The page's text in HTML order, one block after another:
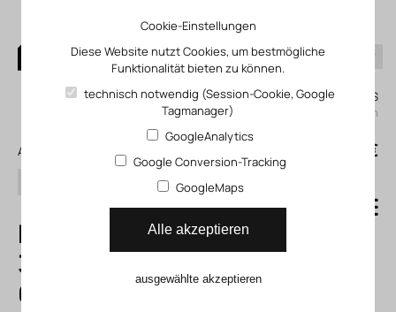
0
Mein KLEFINGHAUS
einloggen
Alle Produkte
Suchen
0,00 €
Klemmprofil 6
30x30, natur,
6000mm
Cookie-Einstellungen
Diese Website nutzt Cookies, um bestmögliche
Funktionalität bieten zu können.
technisch notwendig (Session-Cookie, Google
Tagmanager)
GoogleAnalytics
Google Conversion-Tracking
GoogleMaps
Alle akzeptieren
ausgewählte akzeptieren